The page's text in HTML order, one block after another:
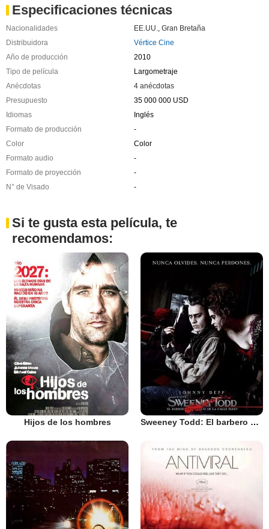
Especificaciones técnicas
Nacionalidades EE.UU.
Gran Bretaña
Distribuidora
Vértice Cine
Año de producción
2010
Tipo de película
Largometraje
Anécdotas
4 anécdotas
Presupuesto
35 000 000 USD
Idiomas
Inglés
Formato de producción
-
Color
Color
Formato audio
-
Formato de proyección
-
N° de Visado
-
Si te gusta esta película, te
recomendamos:
Hijos de los hombres Sweeney Todd: El barbero diabólico de la calle Fleet